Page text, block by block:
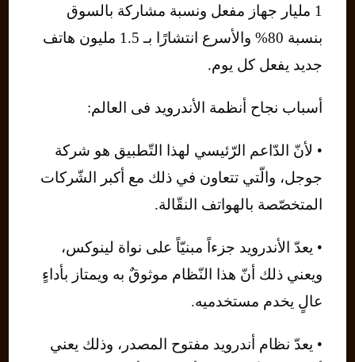
1 مليار جهاز مفعل ونسبة مشاركة بالسوق
بنسبة 80% والأسرع انتشارًا بـ 1.5 مليون هاتف
جديد يفعل كل يوم.
أسباب نجاح أنظمة الأندرويد فى العالم:
• لأنّ الدّاعم الرّئيسي لهذا التّطبيق هو شركة
جوجل، والّتي تتعاون في ذلك مع أكبر الشّركات
المتخصّصة بالهواتف النقّالة.
• يعدّ الأندرويد جزءاً مبنيّاً على نواة لينوكس،
ويعني ذلك أنّ هذا النّظام موثوقٌ به ويمتاز بأداءٍ
عالٍ يخدم مستخدميه.
• يعدّ نظام أندرويد مفتوح المصدر، وذلك يعني